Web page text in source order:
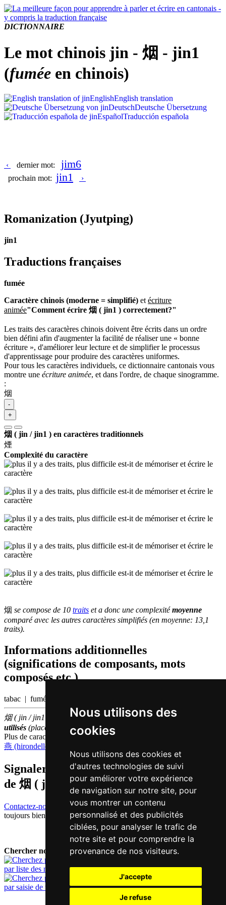
Nous utilisons des
cookies
Nous utilisons des cookies et
d'autres technologies de suivi
pour améliorer votre expérience
de navigation sur notre site, pour
vous montrer un contenu
personnalisé et des publicités
ciblées, pour analyser le trafic de
notre site et pour comprendre la
provenance de nos visiteurs.
J'accepte
Je refuse
DICTIONNAIRE
Le mot chinois jin - 烟 - jin1
(fumée en chinois)
EnglishEnglish translation
DeutschDeutsche Übersetzung
EspañolTraducción española
‹ dernier mot: jim6
prochain mot: jin1 ›
Romanization (Jyutping)
jin1
Traductions françaises
fumée
Caractère chinois (moderne = simplifié) et écriture
animée"Comment écrire 烟 ( jin1 ) correctement?"
Les traits des caractères chinois doivent être écrits dans un ordre
bien défini afin d'augmenter la facilité de réaliser une « bonne
écriture », d'améliorer leur lecture et de simplifier le processus
d'apprentissage pour produire des caractères uniformes.
Pour tous les caractères individuels, ce dictionnaire cantonais vous
montre une écriture animée, et dans l'ordre, de chaque sinogramme.
:
烟
-
+
烟 ( jin / jin1 ) en caractères traditionnels
煙
Complexité du caractère
烟 se compose de 10 traits et a donc une complexitémoyenne
comparé avec les autres caractères simplifiés (en moyenne: 13,1
traits).
Informations additionnelles
(significations de composants, mots
composés etc.)
tabac | fumée
烟 ( jin / jin1 ) fait partie des1000caractères chinoisles plus
utilisés (place parmi lescaractères individuels
Plus de caractères qui se prononcent
燕 (hirondelle)
Signaler traduction fausse ou manquante
de 烟 ( jin / jin1 )
Contactez-nous!
Votre feedback et critique constructive seront
toujours bienvenus.
Chercher nouveau mot:
par liste des mots
par saisie de texte